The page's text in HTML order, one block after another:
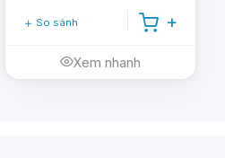
So sánh
Xem nhanh